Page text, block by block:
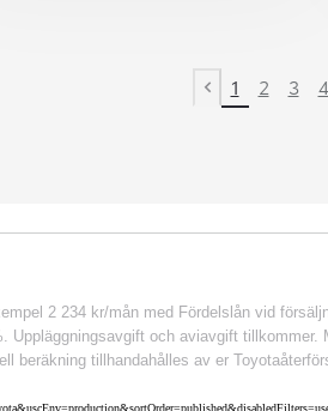
Previous page
1 2 3 4
2 234 kr/mån med Fördelslån vid
och aviavgift
beräkning tillhandahålles av er